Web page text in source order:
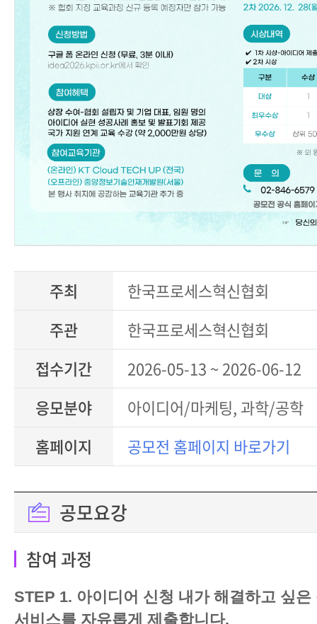
주최
한국프로세스혁신협회
주관
한국프로세스혁신협회
접수기간
2026-05-13 ~ 2026-06-12
응모분야
아이디어/마케팅, 과학/공학
홈페이지
공모전 홈페이지 바로가기
공모요강
참여 과정
STEP 1. 아이디어 신청 내가 해결하고 싶
서비스를 자유롭게 제출합니다.